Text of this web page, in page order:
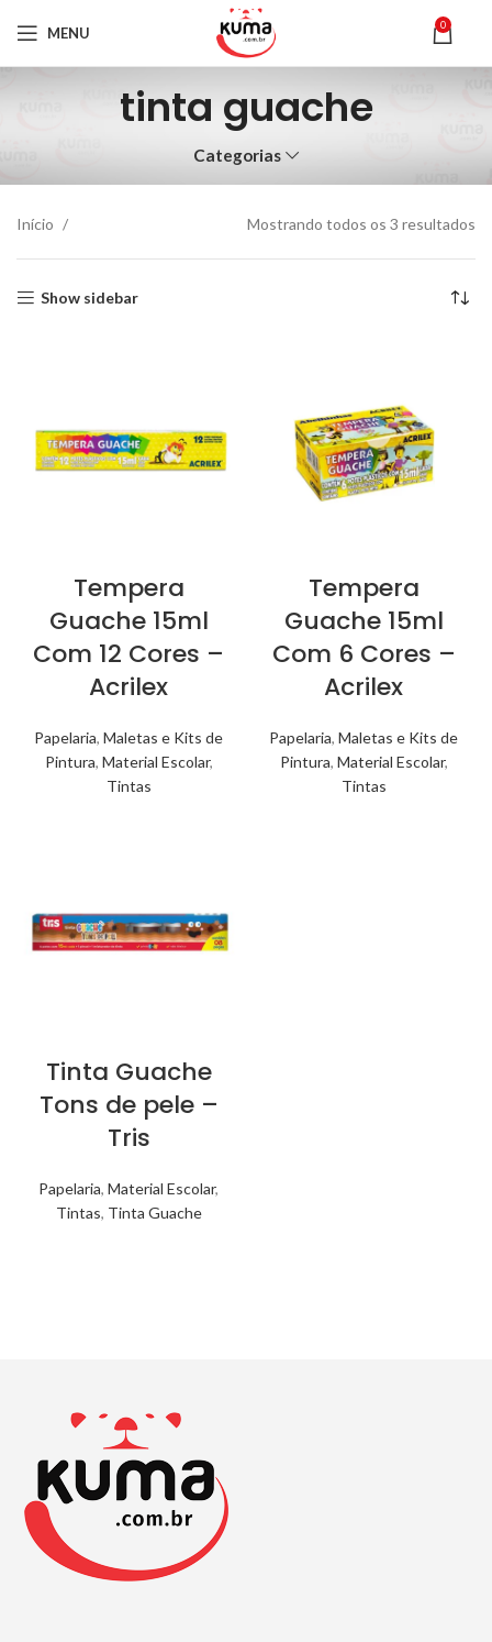
MENU 0
tinta guache
Categorias
Início Mostrando todos os 3 resultados
Show sidebar
Tempera
Guache 15ml
Com 12 Cores –
Acrilex
Papelaria, Maletas e Kits de
Pintura, Material Escolar,
Tintas
Tempera
Guache 15ml
Com 6 Cores –
Acrilex
Papelaria, Maletas e Kits de
Pintura, Material Escolar,
Tintas
Tinta Guache
Tons de pele –
Tris
Papelaria, Material Escolar,
Tintas, Tinta Guache